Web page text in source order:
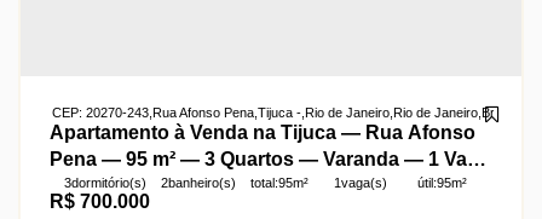
Apartamento à Venda na Tijuca — Rua Afonso
Pena — 95 m² — 3 Quartos — Varanda — 1 Vaga
— Vista Livre — Colado ao Metrô Afonso Pena
R$700.000
CEP: 20270-243, Rua Afonso Pena, Tijuca , Rio de Janeiro, Rio de Janeiro, Brasil
3dormitório(s) 2banheiro(s) total:95m² 1vaga(s) útil:95m²